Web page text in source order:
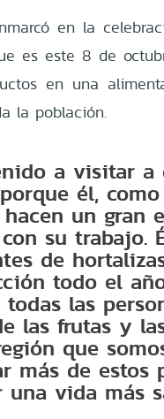
en la
es este 8 de
en una
la población.
a visitar
él,
un gran
su trabajo.
de
todo el
las
las frutas y
que
más de estos
una vida más